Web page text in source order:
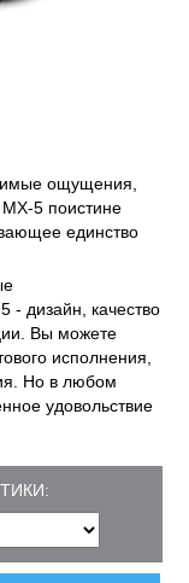
ощущения,
5 поистине
единство
- дизайн, качество
Вы можете
исполнения,
Но в любом
удовольствие